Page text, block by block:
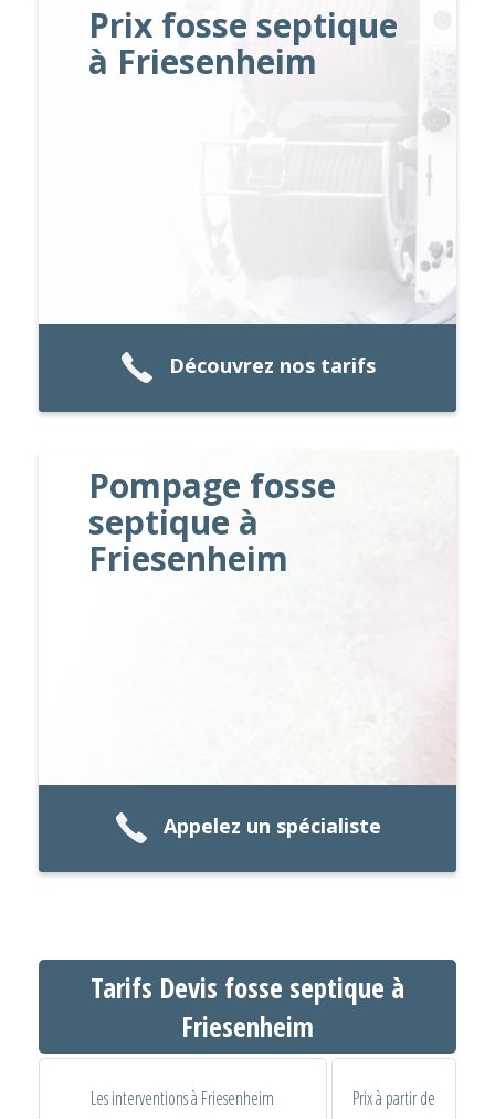
Prix fosse septique
à Friesenheim
Découvrez nos tarifs
Pompage fosse
septique à
Friesenheim
Appelez un spécialiste
Tarifs Devis fosse septique à
Friesenheim
Les interventions à Friesenheim Prix à partir de